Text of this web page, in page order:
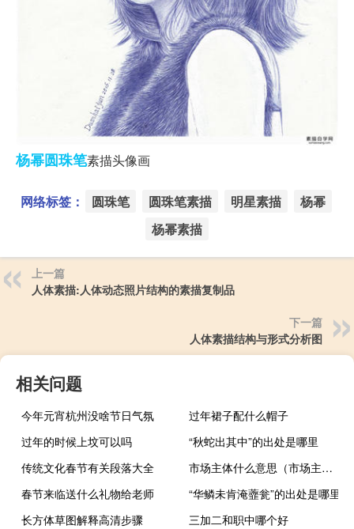
杨幂圆珠笔素描头像画
网络标签： 圆珠笔 圆珠笔素描 明星素描
杨幂
杨幂素描
上一篇
人体素描:人体动态照片结构的素描复制品
下一篇
人体素描结构与形式分析图
相关问题
今年元宵杭州没啥节日气氛
过年裙子配什么帽子
过年的时候上坟可以吗
“秋蛇出其中”的出处是哪里
传统文化春节有关段落大全
市场主体什么意思（市场主体）
春节来临送什么礼物给老师
“华鳞未肯淹虀瓮”的出处是哪里
长方体草图解释高清步骤
三加二和职中哪个好